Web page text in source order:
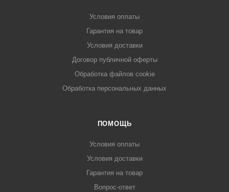
Условия оплаты
Гарантия на товар
Условия доставки
Договор публичной оферты
Обработка файлов cookie
Обработка персональных данных
ПОМОЩЬ
Условия оплаты
Условия доставки
Гарантия на товар
Вопрос-ответ